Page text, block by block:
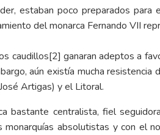
estaban poco preparados para
del monarca Fernando VII
caudillos[2] ganaran adeptos a
aún existía mucha
Artigas) y el Litoral.
bastante centralista, fiel
absolutistas y con el